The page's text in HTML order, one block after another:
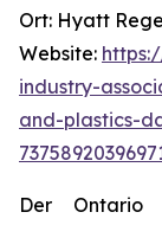
Ort: Hyatt
Website:
industry-
and-plastics-
Der Ontario